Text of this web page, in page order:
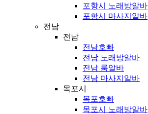
포항시 노래방알바
포항시 마사지알바
전남
전남
전남호빠
전남 노래방알바
전남 룸알바
전남 마사지알바
목포시
목포호빠
목포시 노래방알바